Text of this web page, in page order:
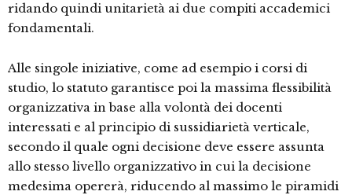
ridando quindi unitarietà ai due compiti accademici
fondamentali.
Alle singole iniziative, come ad esempio i corsi di
studio, lo statuto garantisce poi la massima flessibilità
organizzativa in base alla volontà dei docenti
interessati e al principio di sussidiarietà verticale,
secondo il quale ogni decisione deve essere assunta
allo stesso livello organizzativo in cui la decisione
medesima opererà, riducendo al massimo le piramidi